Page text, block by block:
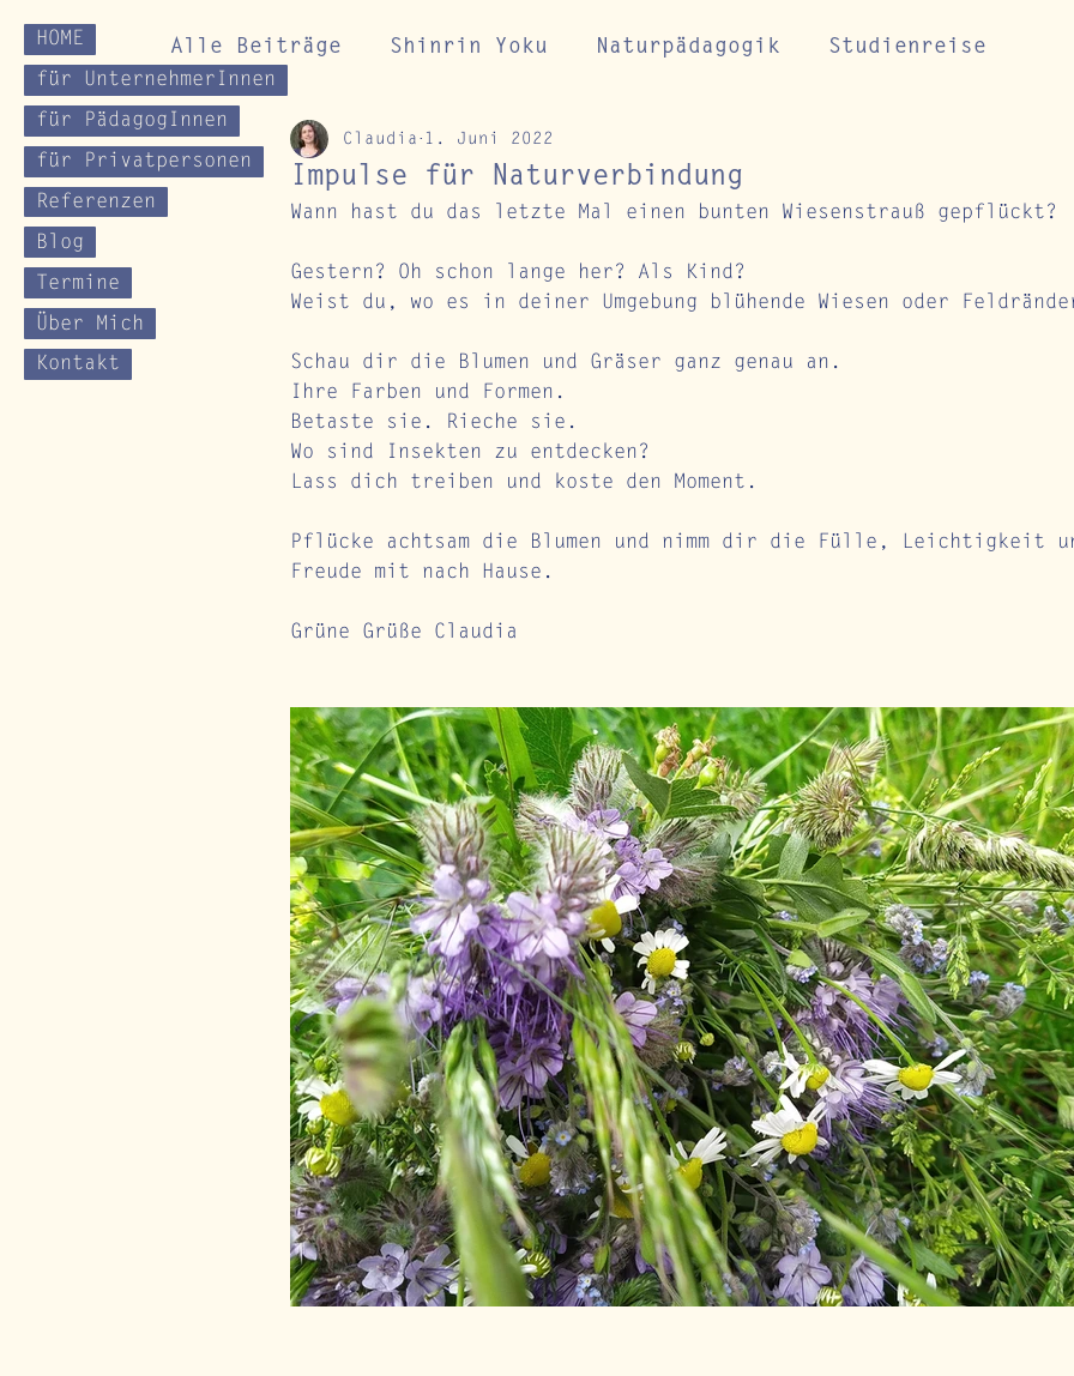
HOME
für UnternehmerInnen
für PädagogInnen
für Privatpersonen
Referenzen
Blog
Termine
Über Mich
Kontakt
Alle Beiträge Shinrin Yoku Naturpädagogik Studienreise
Gesundheitskurse Impulse für Naturverbindung
Impulse für Naturverbindung
Claudia 1. Juni 2022
Wann hast du das letzte Mal einen bunten Wiesenstrauß gepflückt?
Gestern? Oh schon lange her? Als Kind?
Weist du, wo es in deiner Umgebung blühende Wiesen oder
Schau dir die Blumen und Gräser ganz genau an.
Ihre Farben und Formen.
Betaste sie. Rieche sie.
Wo sind Insekten zu entdecken?
Lass dich treiben und koste den Moment.
Pflücke achtsam die Blumen und nimm dir die Fülle, Leichtigkeit
Freude mit nach Hause.
Grüne Grüße Claudia